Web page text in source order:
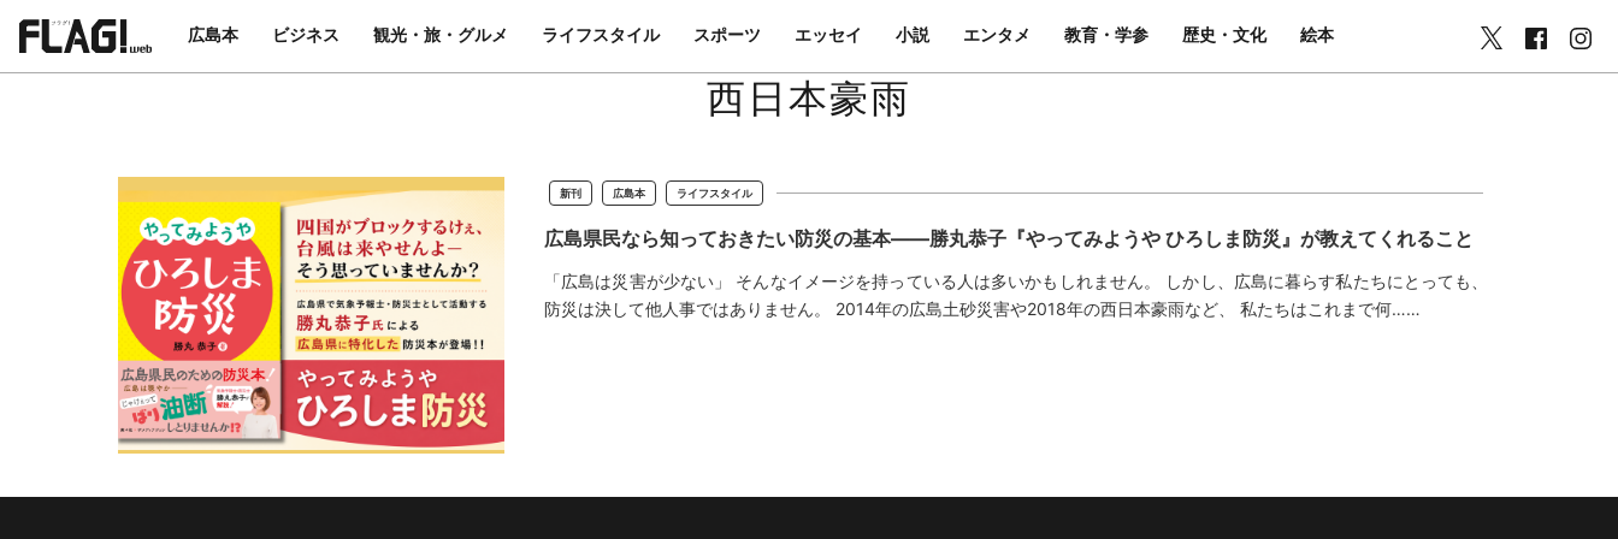
広島本 ビジネス 観光・旅・グルメ ライフスタイル スポーツ エッセイ 小説 エンタメ 教育・学参 歴史・文化 絵本
西日本豪雨
新刊 広島本 ライフスタイル
広島県民なら知っておきたい防災の基本——勝丸恭子『やってみようや ひろしま防災』が教えてくれること
「広島は災害が少ない」 そんなイメージを持っている人は多いかもしれません。 しかし、広島に暮らす私たちにとっても、
防災は決して他人事ではありません。 2014年の広島土砂災害や2018年の西日本豪雨など、 私たちはこれまで何……